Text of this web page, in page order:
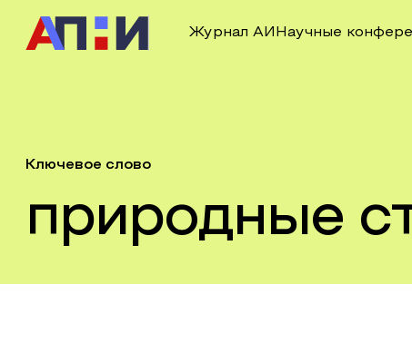
Журнал АИ Научные
Ключевое слово
природные